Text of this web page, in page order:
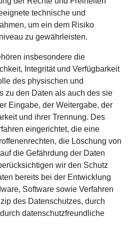
technische und
um ein dem Risiko
zu gewährleisten.
insbesondere die
Integrität und Verfügbarkeit
des physischen und
zu den Daten als auch des sie
Eingabe, der Weitergabe, der
und ihrer Trennung. Des
eingerichtet, die eine
die Löschung von
die Gefährdung der Daten
wir den Schutz
bereits bei der Entwicklung
Software sowie Verfahren
des Datenschutzes, durch
datenschutzfreundliche